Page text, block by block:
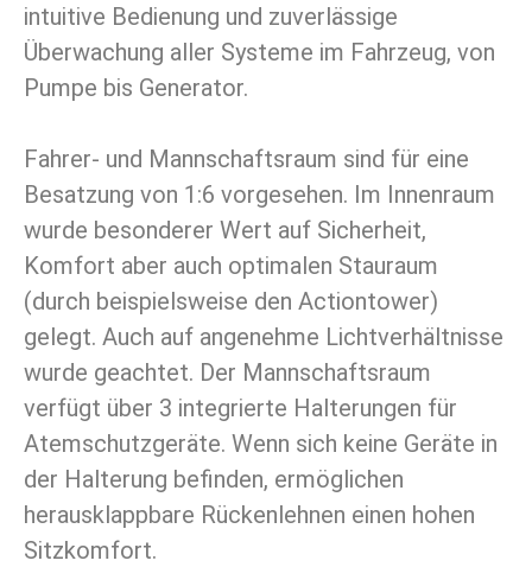
intuitive Bedienung und zuverlässige
Überwachung aller Systeme im Fahrzeug, von
Pumpe bis Generator.
Fahrer- und Mannschaftsraum sind für eine
Besatzung von 1:6 vorgesehen. Im Innenraum
wurde besonderer Wert auf Sicherheit,
Komfort aber auch optimalen Stauraum
(durch beispielsweise den Actiontower)
gelegt. Auch auf angenehme Lichtverhältnisse
wurde geachtet. Der Mannschaftsraum
verfügt über 3 integrierte Halterungen für
Atemschutzgeräte. Wenn sich keine Geräte in
der Halterung befinden, ermöglichen
herausklappbare Rückenlehnen einen hohen
Sitzkomfort.